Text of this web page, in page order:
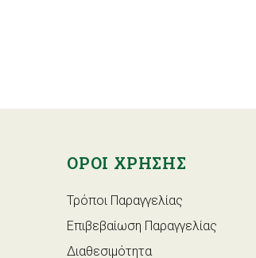
ΟΡΟΙ ΧΡΗΣΗΣ
Τρόποι Παραγγελίας
Επιβεβαίωση Παραγγελίας
Διαθεσιμότητα